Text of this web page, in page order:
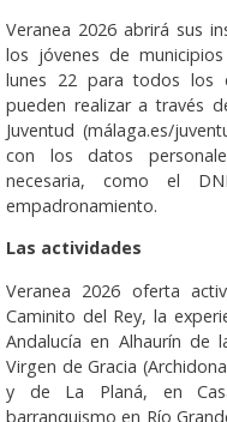
Veranea 2026 abrirá sus
los jóvenes de
lunes 22 para todos los
pueden realizar a través
Juventud (málaga.es/
con los datos
necesaria, como el
empadronamiento.
Las actividades
Veranea 2026 oferta
Caminito del Rey, la
Andalucía en Alhaurín de
Virgen de Gracia
y de La Planá, en
barranquismo en Río